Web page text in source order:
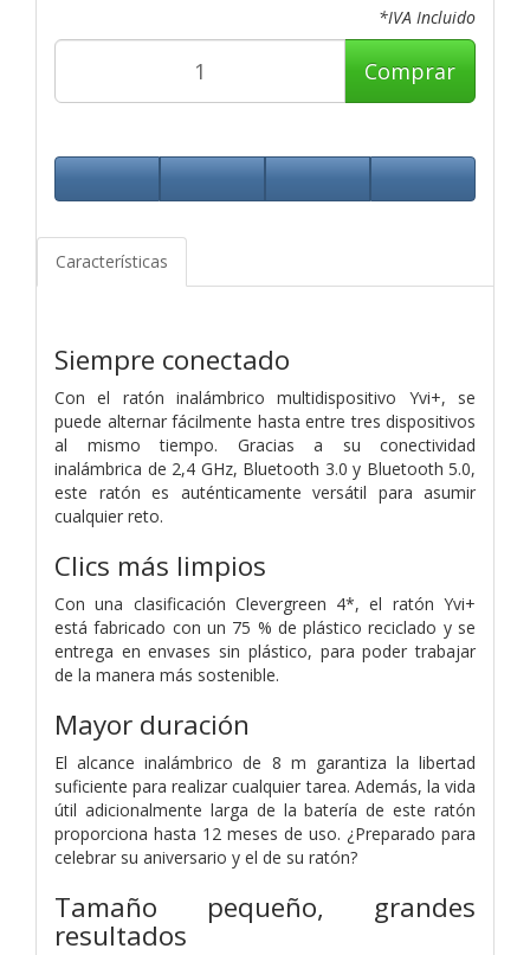
*IVA Incluido
Comprar
Características
Siempre conectado
Con el ratón inalámbrico multidispositivo Yvi+, se
puede alternar fácilmente hasta entre tres dispositivos
al mismo tiempo. Gracias a su conectividad
inalámbrica de 2,4 GHz, Bluetooth 3.0 y Bluetooth 5.0,
este ratón es auténticamente versátil para asumir
cualquier reto.
Clics más limpios
Con una clasificación Clevergreen 4*, el ratón Yvi+
está fabricado con un 75 % de plástico reciclado y se
entrega en envases sin plástico, para poder trabajar
de la manera más sostenible.
Mayor duración
El alcance inalámbrico de 8 m garantiza la libertad
suficiente para realizar cualquier tarea. Además, la vida
útil adicionalmente larga de la batería de este ratón
proporciona hasta 12 meses de uso. ¿Preparado para
celebrar su aniversario y el de su ratón?
Tamaño pequeño, grandes
resultados